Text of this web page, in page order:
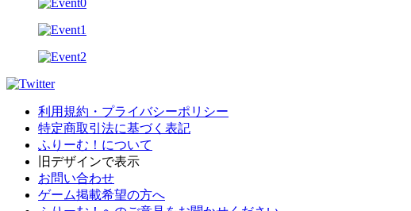
利用規約・プライバシーポリシー
特定商取引法に基づく表記
ふりーむ！について
旧デザインで表示
お問い合わせ
ゲーム掲載希望の方へ